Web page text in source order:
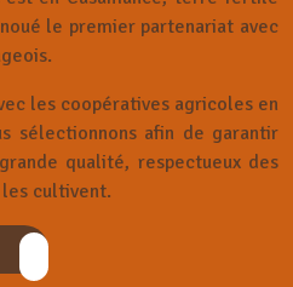
le premier partenariat avec
les coopératives agricoles en
sélectionnons afin de garantir
qualité, respectueux des
cultivent.